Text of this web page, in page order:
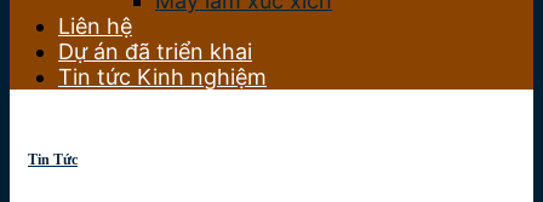
Liên hệ
Dự án đã triển khai
Tin tức Kinh nghiệm
Tin Tức